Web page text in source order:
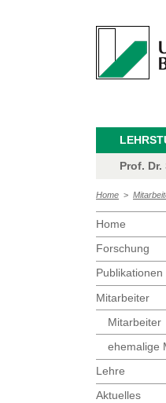
Prof.
Home >
Home
Forschung
Publikationen
Mitarbeiter
Mitarbeiter
ehemalige
Lehre
Aktuelles